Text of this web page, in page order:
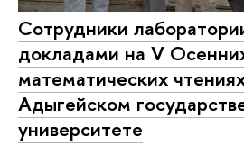
Сотрудники
докладами на V
математических
Адыгейском
университете